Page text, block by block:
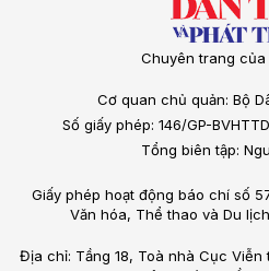
Chuyên trang của
Cơ quan chủ quản: Bộ
Số giấy phép: 146/GP-
Tổng biên tập:
Giấy phép hoạt động báo chí số
Văn hóa, Thể thao và Du
Địa chỉ: Tầng 18, Toà nhà Cục